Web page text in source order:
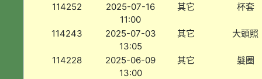
114252
2025-07-16
11:00
其它 杯套
114243
2025-07-03
13:05
其它 大頭照
114228
2025-06-09
13:00
其它 髮圈